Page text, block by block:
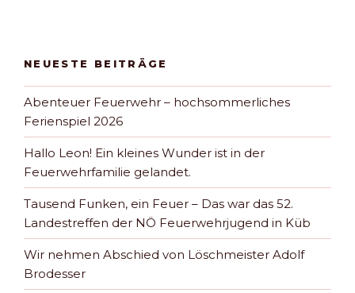
NEUESTE BEITRÄGE
Abenteuer Feuerwehr – hochsommerliches
Ferienspiel 2026
Hallo Leon! Ein kleines Wunder ist in der
Feuerwehrfamilie gelandet.
Tausend Funken, ein Feuer – Das war das 52.
Landestreffen der NÖ Feuerwehrjugend in Küb
Wir nehmen Abschied von Löschmeister Adolf
Brodesser